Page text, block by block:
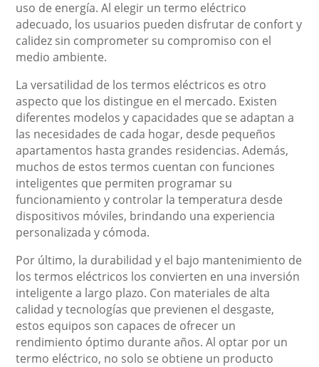
uso de energía. Al elegir un termo eléctrico
adecuado, los usuarios pueden disfrutar de confort y
calidez sin comprometer su compromiso con el
medio ambiente.
La versatilidad de los termos eléctricos es otro
aspecto que los distingue en el mercado. Existen
diferentes modelos y capacidades que se adaptan a
las necesidades de cada hogar, desde pequeños
apartamentos hasta grandes residencias. Además,
muchos de estos termos cuentan con funciones
inteligentes que permiten programar su
funcionamiento y controlar la temperatura desde
dispositivos móviles, brindando una experiencia
personalizada y cómoda.
Por último, la durabilidad y el bajo mantenimiento de
los termos eléctricos los convierten en una inversión
inteligente a largo plazo. Con materiales de alta
calidad y tecnologías que previenen el desgaste,
estos equipos son capaces de ofrecer un
rendimiento óptimo durante años. Al optar por un
termo eléctrico, no solo se obtiene un producto